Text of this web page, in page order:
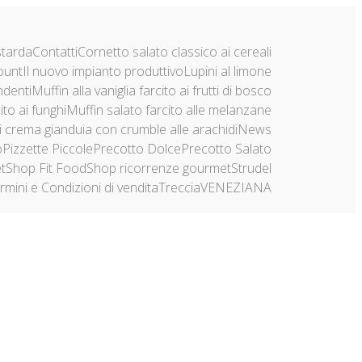
ContattiCornetto salato classico ai cereali
Il nuovo impianto produttivoLupini al limone
Muffin alla vaniglia farcito ai frutti di bosco
ai funghiMuffin salato farcito alle melanzane
gianduia con crumble alle arachidiNews
Pizzette PiccolePrecotto DolcePrecotto Salato
Shop Fit FoodShop ricorrenze gourmetStrudel
e Condizioni di venditaTrecciaVENEZIANA